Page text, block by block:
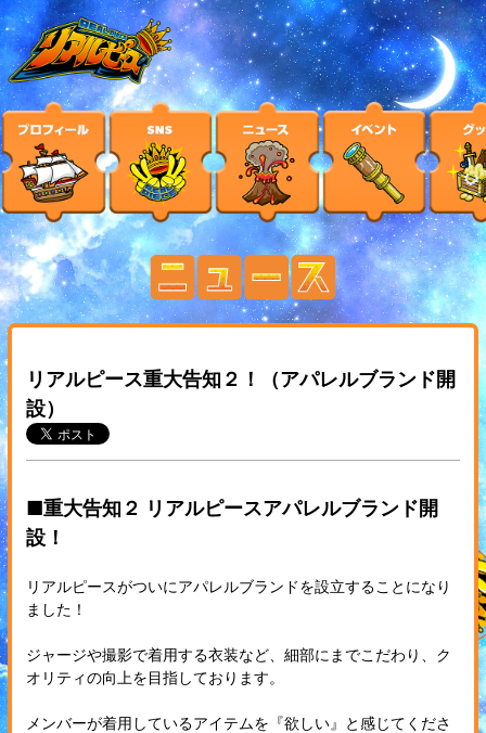
リアルピース重大告知２！（アパレルブランド開
設）
■重大告知２ リアルピースアパレルブランド開
設！
リアルピースがついにアパレルブランドを設立することになり
ました！
ジャージや撮影で着用する衣装など、細部にまでこだわり、ク
オリティの向上を目指しております。
メンバーが着用しているアイテムを『欲しい』と感じてくださ